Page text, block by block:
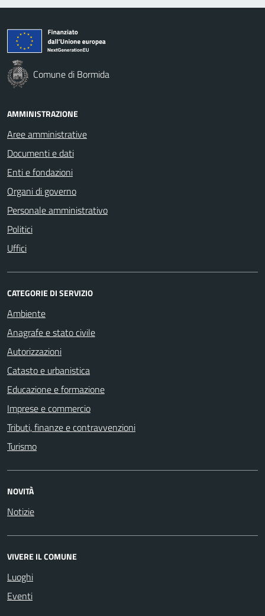
Comune di Bormida
AMMINISTRAZIONE
Aree amministrative
Documenti e dati
Enti e fondazioni
Organi di governo
Personale amministrativo
Politici
Uffici
CATEGORIE DI SERVIZIO
Ambiente
Anagrafe e stato civile
Autorizzazioni
Catasto e urbanistica
Educazione e formazione
Imprese e commercio
Tributi, finanze e contravvenzioni
Turismo
NOVITÀ
Notizie
VIVERE IL COMUNE
Luoghi
Eventi